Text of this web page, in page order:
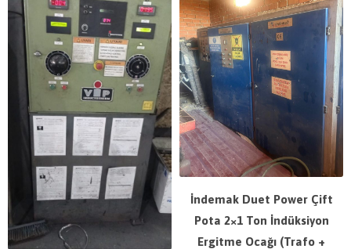
İndemak Duet Power Çift
Pota 2×1 Ton İndüksiyon
Ergitme Ocağı (Trafo +